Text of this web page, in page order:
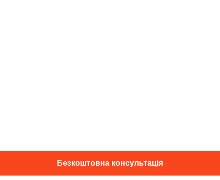
Безкоштовна консультація